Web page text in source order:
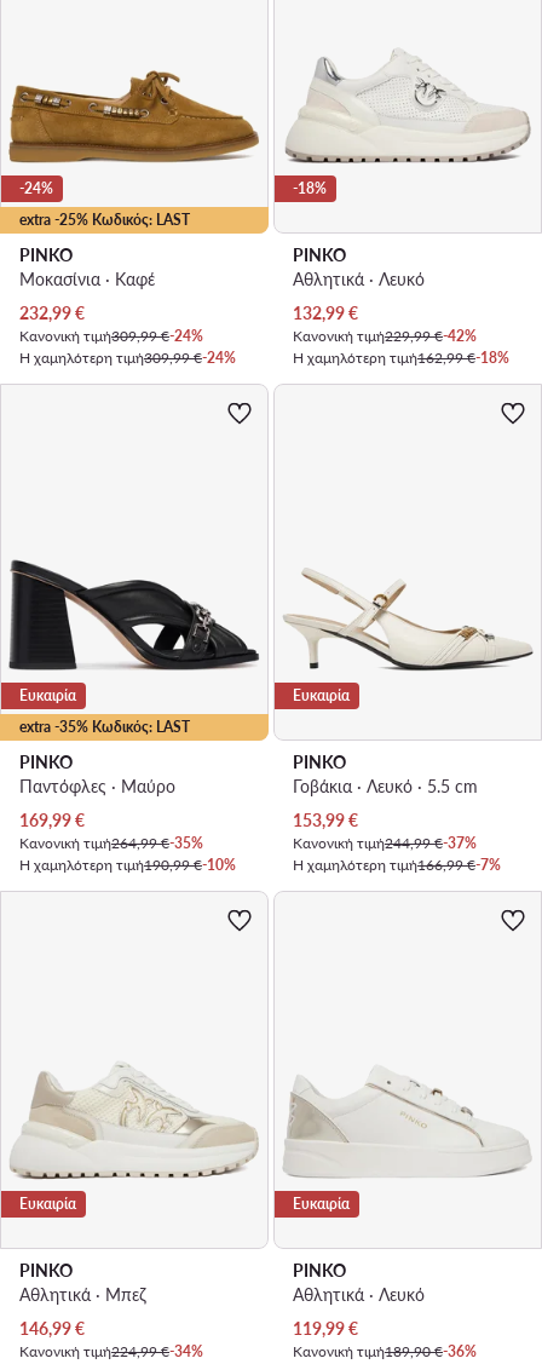
extra -25% Κωδικός: LAST
-24%
PINKO
Μοκασίνια · Καφέ
Τρέχουσα τιμή
232,99€
Κανονική τιμή309,99 €-24%
Η χαμηλότερη τιμή309,99 €-24%
-18%
PINKO
Αθλητικά · Λευκό
Τρέχουσα τιμή
132,99€
Κανονική τιμή229,99 €-42%
Η χαμηλότερη τιμή162,99 €-18%
extra -35% Κωδικός: LAST
Ευκαιρία
PINKO
Παντόφλες · Μαύρο
Τρέχουσα τιμή
169,99€
Κανονική τιμή264,99 €-35%
Η χαμηλότερη τιμή190,99 €-10%
Ευκαιρία
PINKO
Γοβάκια · Λευκό · 5.5 cm
Τρέχουσα τιμή
153,99€
Κανονική τιμή244,99 €-37%
Η χαμηλότερη τιμή166,99 €-7%
Ευκαιρία
PINKO
Αθλητικά · Μπεζ
Τρέχουσα τιμή
146,99€
Κανονική τιμή224,99 €-34%
Ευκαιρία
PINKO
Αθλητικά · Λευκό
Τρέχουσα τιμή
119,99€
Κανονική τιμή189,90 €-36%